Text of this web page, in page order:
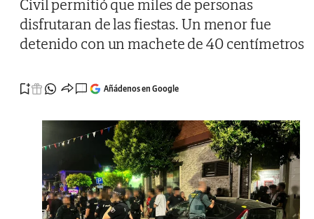
Civil permitió que miles de personas
disfrutaran de las fiestas. Un menor fue
detenido con un machete de 40 centímetros
Añádenos en Google